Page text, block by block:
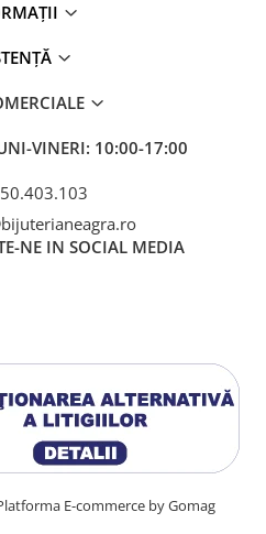
VINERI: 10:00-17:00
NE IN SOCIAL MEDIA
E-commerce by Gomag